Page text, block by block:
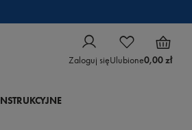
Zaloguj sięUlubione0,00 zł